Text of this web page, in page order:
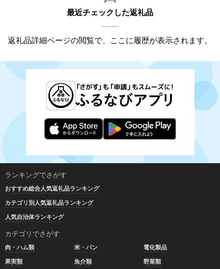
最近チェックした返礼品
返礼品詳細ページの閲覧で、ここに履歴が表示されます。
ランキングでさがす
おすすめ総合人気返礼品ランキング
カテゴリ別人気返礼品ランキング
人気自治体ランキング
カテゴリでさがす
肉・ハム類 米・パン
電化製品
果実類
魚介類
野菜類